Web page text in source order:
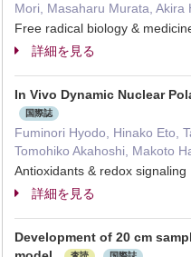
Mori, Masaharu Murata, Akira
Free radical biology &
詳細を見る
In Vivo Dynamic Nuclear
国際誌
Fuminori Hyodo, Hinako Eto,
Tomohiko Akahoshi, Makoto
Antioxidants & redox
詳細を見る
Development of 20 cm